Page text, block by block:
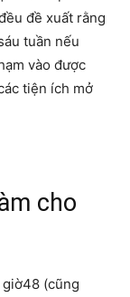
đề xuất rằng
tuần nếu
vào được
tiện ích mở
cho
(cũng